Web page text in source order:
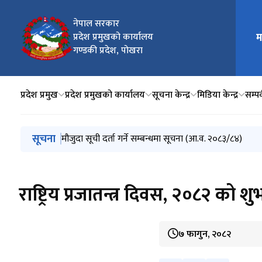
नेपाल सरकार
प्रदेश प्रमुखको कार्यालय
गण्डकी प्रदेश, पोखरा
मुख्य
प्रदेश प्रमुख प्रदेश प्रमुखको कार्यालय सूचना केन्द्र मिडिया केन्द्र
मुख्य नेभिगेसनमा जानुहोस्
सूचना मुस्लिम आयोगको सातौै वार्षिक प्रतिवेदन, २०८१/८२ पेश
प्रदेश सभाको अधिवेशन आह्वान
धरौटी रकम राजस्व दाखिला (सदरस्याहा) एवं धरौटी रकम
२५७० औं बुद्धजयन्ती र उभौली पर्वको शुभकामना
मौजुदा सूची दर्ता गर्ने सम्बन्धमा सूचना (आ.व. २०८३/८४)
राष्ट्रिय प्रजातन्त्र दिवस, २०८२ को
७ फागुन, २०८२